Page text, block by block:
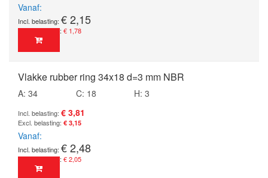
Vanaf
€ 2,15
€ 1,78
Vlakke rubber ring 34x18 d=3 mm NBR
A: 34 C: 18
H: 3
€ 3,81
€ 3,15
Vanaf
€ 2,48
€ 2,05